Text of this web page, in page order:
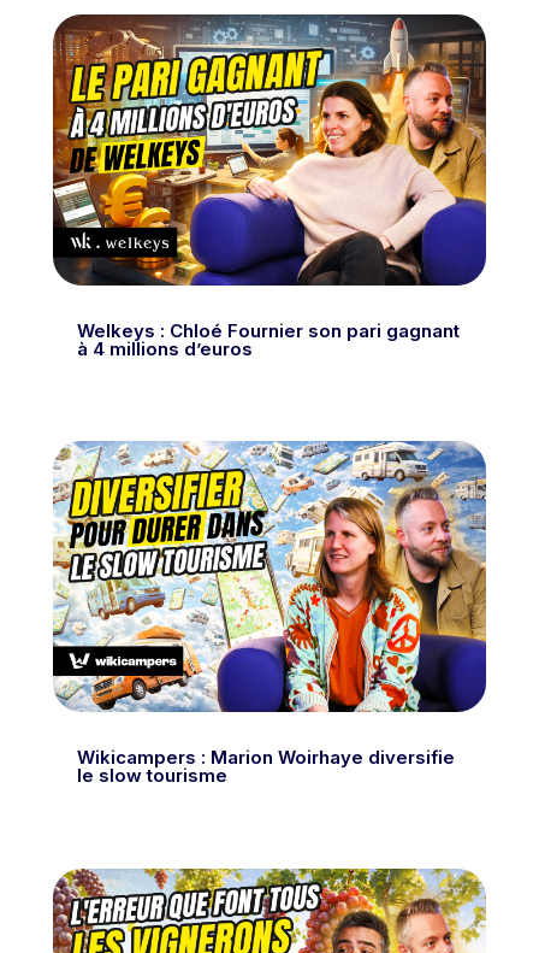
Welkeys : Chloé Fournier son pari gagnant
à 4 millions d’euros
Wikicampers : Marion Woirhaye diversifie
le slow tourisme